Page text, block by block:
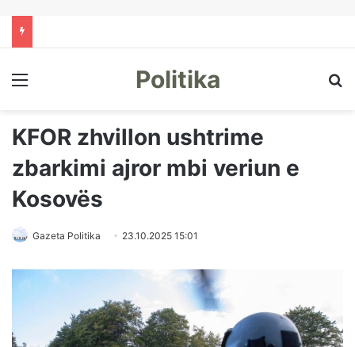
Menu Politika
KFOR zhvillon ushtrime
zbarkimi ajror mbi veriun e
Kosovës
Gazeta Politika 23.10.2025 15:01